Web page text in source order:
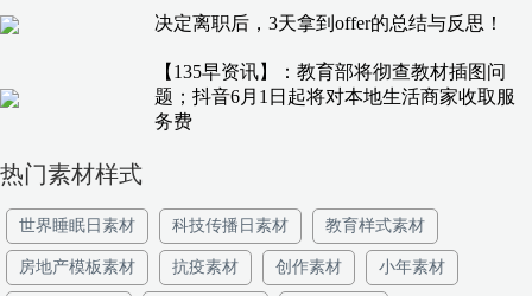
决定离职后，3天拿到offer的总结与反思！
【135早资讯】：教育部将彻查教材插图问
题；抖音6月1日起将对本地生活商家收取服
务费
热门素材样式
世界睡眠日素材 科技传播日素材 教育样式素材
房地产模板素材 抗疫素材 创作素材 小年素材